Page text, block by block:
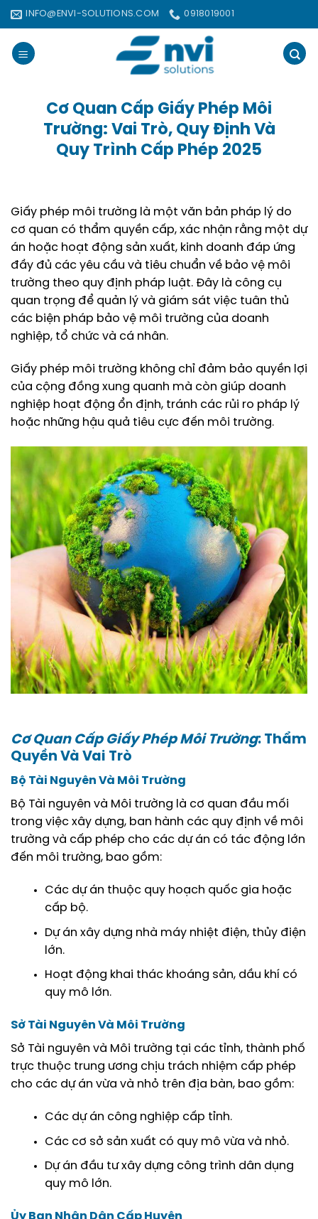
Bỏ
qua
nội
dung
INFO@ENVI-SOLUTIONS.COM 0918019001
Cơ Quan Cấp Giấy Phép Môi
Trường: Vai Trò, Quy Định Và
Quy Trình Cấp Phép 2025
Giấy phép môi trường là một văn bản pháp lý do
cơ quan có thẩm quyền cấp, xác nhận rằng một dự
án hoặc hoạt động sản xuất, kinh doanh đáp ứng
đầy đủ các yêu cầu và tiêu chuẩn về bảo vệ môi
trường theo quy định pháp luật. Đây là công cụ
quan trọng để quản lý và giám sát việc tuân thủ
các biện pháp bảo vệ môi trường của doanh
nghiệp, tổ chức và cá nhân.
Giấy phép môi trường không chỉ đảm bảo quyền lợi
của cộng đồng xung quanh mà còn giúp doanh
nghiệp hoạt động ổn định, tránh các rủi ro pháp lý
hoặc những hậu quả tiêu cực đến môi trường.
Cơ Quan Cấp Giấy Phép Môi Trường: Thẩm
Quyền Và Vai Trò
Bộ Tài Nguyên Và Môi Trường
Bộ Tài nguyên và Môi trường là cơ quan đầu mối
trong việc xây dựng, ban hành các quy định về môi
trường và cấp phép cho các dự án có tác động lớn
đến môi trường, bao gồm:
Các dự án thuộc quy hoạch quốc gia hoặc
cấp bộ.
Dự án xây dựng nhà máy nhiệt điện, thủy điện
lớn.
Hoạt động khai thác khoáng sản, dầu khí có
quy mô lớn.
Sở Tài Nguyên Và Môi Trường
Sở Tài nguyên và Môi trường tại các tỉnh, thành phố
trực thuộc trung ương chịu trách nhiệm cấp phép
cho các dự án vừa và nhỏ trên địa bàn, bao gồm:
Các dự án công nghiệp cấp tỉnh.
Các cơ sở sản xuất có quy mô vừa và nhỏ.
Dự án đầu tư xây dựng công trình dân dụng
quy mô lớn.
Ủy Ban Nhân Dân Cấp Huyện